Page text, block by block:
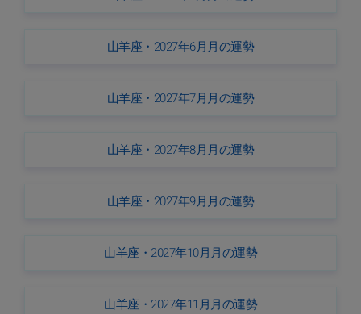
山羊座・2027年6月月の運勢
山羊座・2027年7月月の運勢
山羊座・2027年8月月の運勢
山羊座・2027年9月月の運勢
山羊座・2027年10月月の運勢
山羊座・2027年11月月の運勢